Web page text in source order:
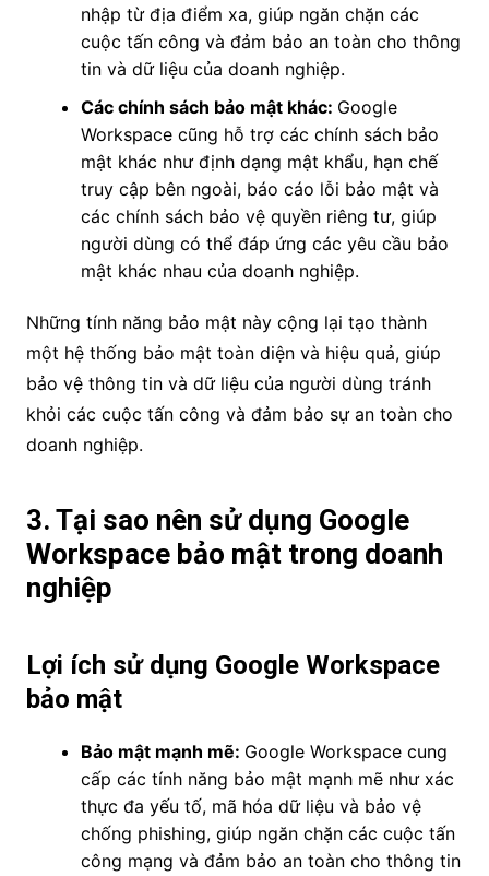
nhập từ địa điểm xa, giúp ngăn chặn các
cuộc tấn công và đảm bảo an toàn cho thông
tin và dữ liệu của doanh nghiệp.
Các chính sách bảo mật khác: Google
Workspace cũng hỗ trợ các chính sách bảo
mật khác như định dạng mật khẩu, hạn chế
truy cập bên ngoài, báo cáo lỗi bảo mật và
các chính sách bảo vệ quyền riêng tư, giúp
người dùng có thể đáp ứng các yêu cầu bảo
mật khác nhau của doanh nghiệp.
Những tính năng bảo mật này cộng lại tạo thành
một hệ thống bảo mật toàn diện và hiệu quả, giúp
bảo vệ thông tin và dữ liệu của người dùng tránh
khỏi các cuộc tấn công và đảm bảo sự an toàn cho
doanh nghiệp.
3. Tại sao nên sử dụng Google
Workspace bảo mật trong doanh
nghiệp
Lợi ích sử dụng Google Workspace
bảo mật
Bảo mật mạnh mẽ: Google Workspace cung
cấp các tính năng bảo mật mạnh mẽ như xác
thực đa yếu tố, mã hóa dữ liệu và bảo vệ
chống phishing, giúp ngăn chặn các cuộc tấn
công mạng và đảm bảo an toàn cho thông tin